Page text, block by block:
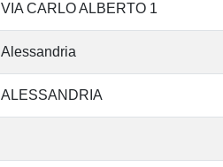
VIA CARLO ALBERTO 1
Alessandria
ALESSANDRIA